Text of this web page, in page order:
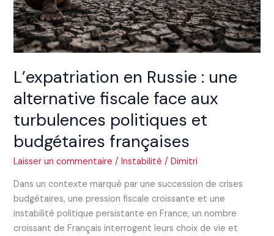
L’expatriation en Russie : une
alternative fiscale face aux
turbulences politiques et
budgétaires françaises
Laisser un commentaire /Instabilité /Dimitri
Dans un contexte marqué par une succession de crises
budgétaires, une pression fiscale croissante et une
instabilité politique persistante en France, un nombre
croissant de Français interrogent leurs choix de vie et
aux
turbulences
politiques
et
budgétaires
françaises